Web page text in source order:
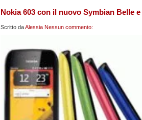
Nokia 603 con il nuovo Symbian Belle
Scritto daAlessia Nessun commento: